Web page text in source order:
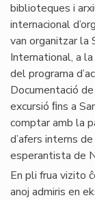
biblioteques i
internacional
van organitzar la
International, a
del programa
Documentació
excursió ﬁns a
comptar amb la
d’afers interns
esperantista de
En pli frua vizito
anoj admiris en